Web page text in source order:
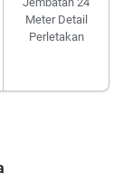
Meter Detail
Perletakan